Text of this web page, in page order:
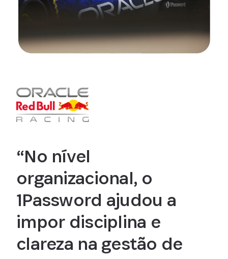
“No nível
organizacional, o
1Password ajudou a
impor disciplina e
clareza na gestão de